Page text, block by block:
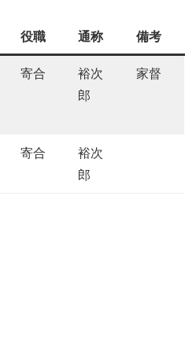
役職 通称 備考
寄合
裕次
郎
家督
寄合
裕次
郎